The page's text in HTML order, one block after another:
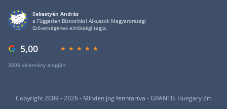
Sebestyén András
a Független Biztosítási Alkuszok Magyarországi
Szövetségének elnökségi tagja.
5,00
3000 vélemény alapján
Copyright 2009 - 2026 - Minden jog fenntartva - GRANTIS Hungary Zrt
We use cookies